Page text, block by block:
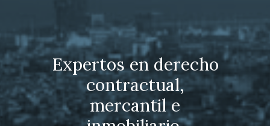
Expertos en derecho
contractual,
mercantil e